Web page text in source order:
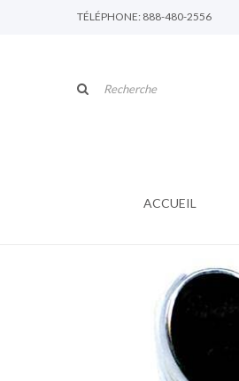
TÉLÉPHONE: 888-480-2556
ACCUEIL